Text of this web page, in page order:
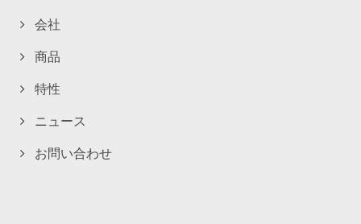
会社
商品
特性
ニュース
お問い合わせ